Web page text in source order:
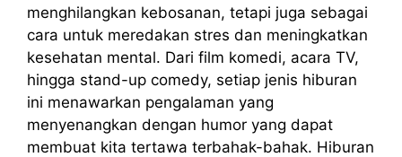
menghilangkan kebosanan, tetapi juga sebagai
cara untuk meredakan stres dan meningkatkan
kesehatan mental. Dari film komedi, acara TV,
hingga stand-up comedy, setiap jenis hiburan
ini menawarkan pengalaman yang
menyenangkan dengan humor yang dapat
membuat kita tertawa terbahak-bahak. Hiburan